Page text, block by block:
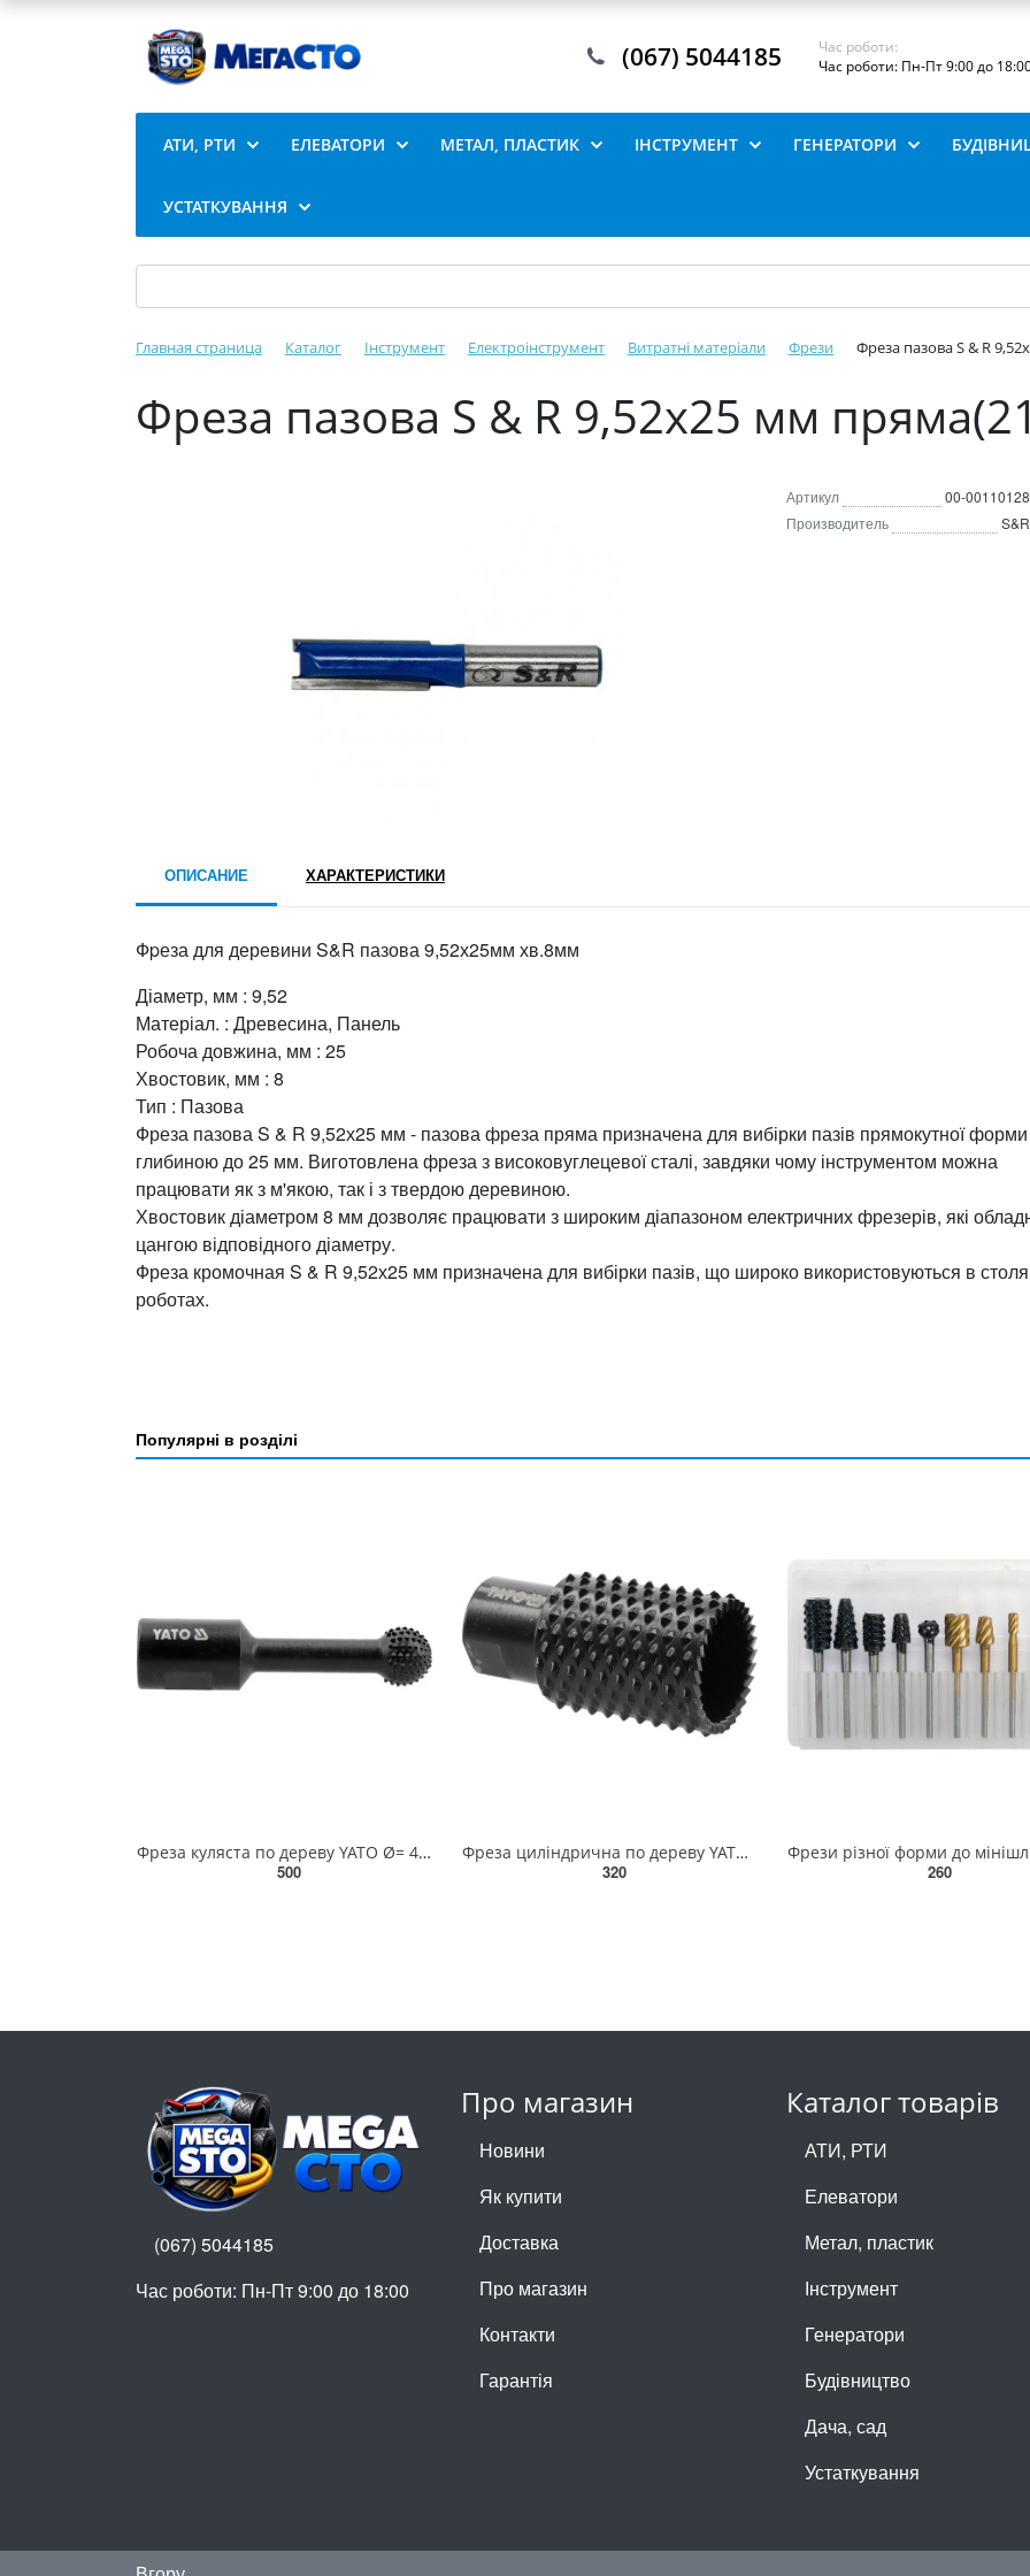
(067) 5044185
Час роботи:
Час роботи: Пн-Пт 9:00 до
АТИ, РТИ ЕЛЕВАТОРИ МЕТАЛ, ПЛАСТИК ІНСТРУМЕНТ ГЕНЕРАТОРИ
УСТАТКУВАННЯ
Главная страница Каталог Інструмент Електроінструмент Витратні матеріали Фрези Фреза пазова S & R
Фреза пазова S & R 9,52х25 мм
Артикул
00-00110128
Производитель
S&R
ОПИСАНИЕ ХАРАКТЕРИСТИКИ
Фpеза для деревини S&R пазова 9,52х25мм хв.8мм
Діаметр, мм : 9,52
Матеріал. : Древесина, Панель
Робоча довжина, мм : 25
Хвостовик, мм : 8
Тип : Пазова
Фреза пазова S & R 9,52х25 мм - пазова фреза пряма призначена для вибірки пазів прямокутної форми
глибиною до 25 мм. Виготовлена фреза з високовуглецевої сталі, завдяки чому інструментом можна
працювати як з м'якою, так і з твердою деревиною.
Хвостовик діаметром 8 мм дозволяє працювати з широким діапазоном електричних фрезерів, які
цангою відповідного діаметру.
Фреза кромочная S & R 9,52х25 мм призначена для вибірки пазів, що широко використовуються в
роботах.
Популярні в розділі
Фреза куляста по дереву YATO Ø= 40мм, до КШМ з різьбовим захватом М14, матеріал- вуглецева сталь[20]
500
Фреза циліндрична по дереву YATO Ø= 30 мм, до КШМ з різьбов захватом М14, матеріал- вуглецева сталь
320
260
Про магазин
Новини
Як купити
Доставка
Про магазин
Контакти
Гарантія
Каталог товарів
АТИ, РТИ
Елеватори
Метал, пластик
Інструмент
Генератори
Будівництво
Дача, сад
Устаткування
(067) 5044185
Час роботи: Пн-Пт 9:00 до 18:00